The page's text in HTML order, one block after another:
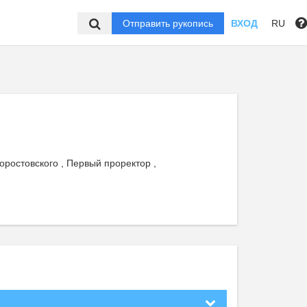
Отправить рукопись ВХОД RU
, Первый проректор ,